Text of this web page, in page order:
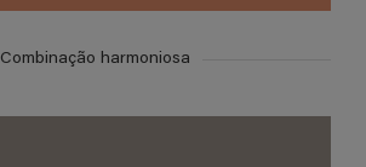
Combinação harmoniosa